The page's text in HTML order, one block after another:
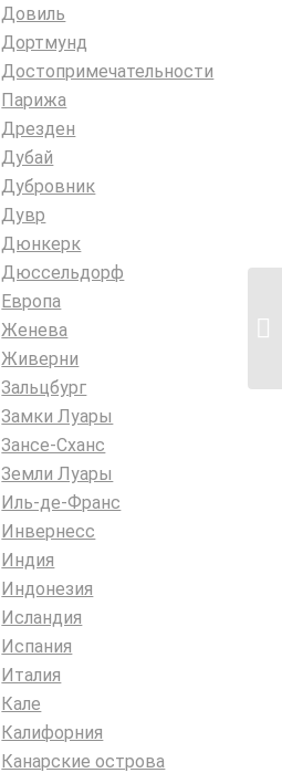
Довиль
Дортмунд
Достопримечательности
Парижа
Дрезден
Дубай
Дубровник
Дувр
Дюнкерк
Дюссельдорф
Европа
Женева
Живерни
Зальцбург
Замки Луары
Зансе-Сханс
Земли Луары
Иль-де-Франс
Инвернесс
Индия
Индонезия
Исландия
Испания
Италия
Кале
Калифорния
Канарские острова